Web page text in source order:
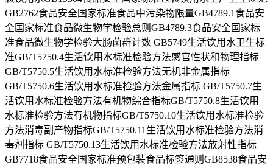
GB2762食品安全国家标准食品中污染物限量GB4789.1食品安
全国家标准食品微生物学检验总则GB4789.3食品安全国家标
准食品微生物学检验大肠菌群计数 GB5749生活饮用水卫生标
准GB/T5750.4生活饮用水标准检验方法感官性状和物理指标
GB/T5750.5生活饮用水标准检验方法无机非金属指标
GB/T5750.6生活饮用水标准检验方法金属指标 GB/T5750.7生
活饮用水标准检验方法有机物综合指标GB/T5750.8生活饮用
水标准检验方法有机物指标GB/T5750.10生活饮用水标准检验
方法消毒副产物指标GB/T5750.11生活饮用水标准检验方法消
毒剂指标 GB/T5750.13生活饮用水标准检验方法放射性指标
GB7718食品安全国家标准预包装食品标签通则GB8538食品安